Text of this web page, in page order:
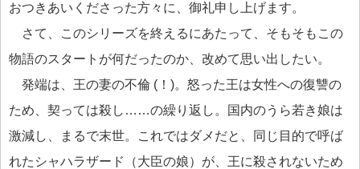
おつきあいくださった方々に、御礼申し上げます。
さて、このシリーズを終えるにあたって、そもそもこの
物語のスタートが何だったのか、改めて思い出したい。
発端は、王の妻の不倫 (！)。怒った王は女性への復讐の
ため、契っては殺し……の繰り返し。国内のうら若き娘は
激減し、まるで末世。これではダメだと、同じ目的で呼ば
れたシャハラザード（大臣の娘）が、王に殺されないため